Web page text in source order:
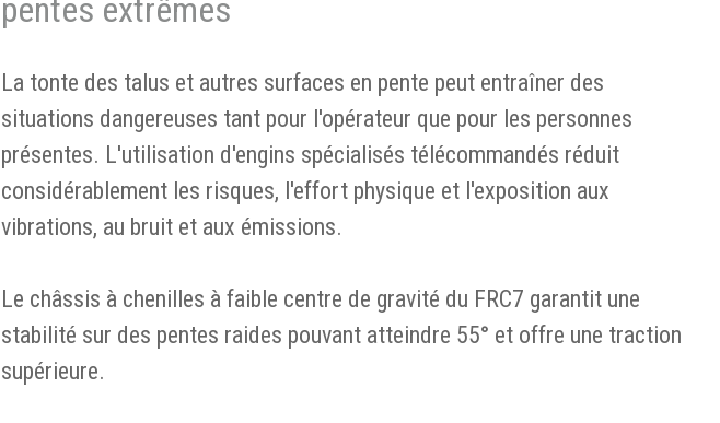
pentes extrêmes
La tonte des talus et autres surfaces en pente peut entraîner des
situations dangereuses tant pour l'opérateur que pour les personnes
présentes. L'utilisation d'engins spécialisés télécommandés réduit
considérablement les risques, l'effort physique et l'exposition aux
vibrations, au bruit et aux émissions.
Le châssis à chenilles à faible centre de gravité du FRC7 garantit une
stabilité sur des pentes raides pouvant atteindre 55° et offre une traction
supérieure.